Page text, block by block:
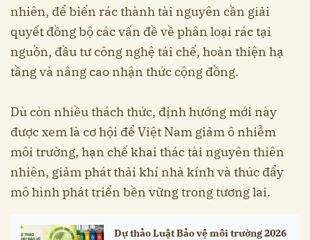
nhiên, để biến rác thành tài nguyên cần giải
quyết đồng bộ các vấn đề về phân loại rác tại
nguồn, đầu tư công nghệ tái chế, hoàn thiện hạ
tầng và nâng cao nhận thức cộng đồng.
Dù còn nhiều thách thức, định hướng mới này
được xem là cơ hội để Việt Nam giảm ô nhiễm
môi trường, hạn chế khai thác tài nguyên thiên
nhiên, giảm phát thải khí nhà kính và thúc đẩy
mô hình phát triển bền vững trong tương lai.
Dự thảo Luật Bảo vệ môi trường 2026